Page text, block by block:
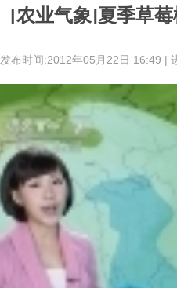
[农业气象]夏季草莓
发布时间:2012年05月22日 16:49 |